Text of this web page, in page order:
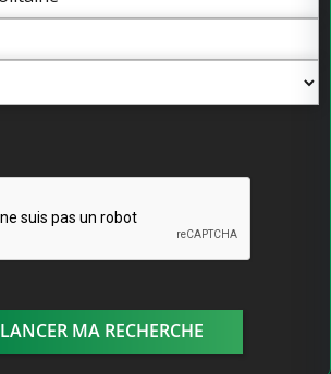
LANCER MA RECHERCHE